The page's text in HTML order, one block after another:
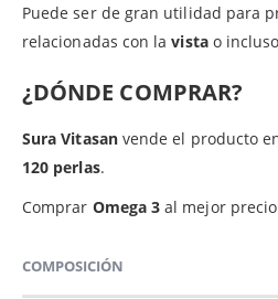
Puede ser de gran utilidad para
relacionadas con lavistao
¿DÓNDE COMPRAR?
Sura Vitasanvende el producto
120 perlas.
Comprar Omega 3 al mejor
COMPOSICIÓN